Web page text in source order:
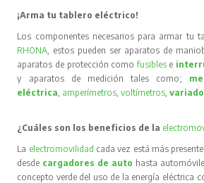
¡Arma tu tablero eléctrico!
Los componentes necesarios para armar tu
RHONA , estos pueden ser aparatos de
aparatos de protección comofusibles e
y aparatos de medición tales como;
eléctrica amperímetros ,voltímetros ,
¿Cuáles son los beneficios de la
La electromovilidad cada vez está más
desde cargadores de auto hasta
concepto verde del uso de la energía eléctrica